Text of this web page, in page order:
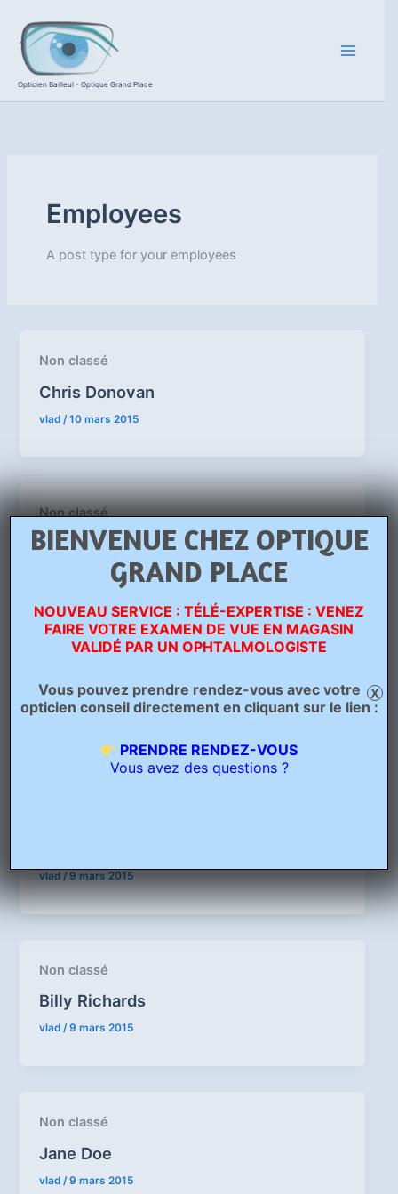
contenu
Opticien Bailleul - Optique Grand Place
Employees
A post type for your employees
Non classé
Chris Donovan
vlad /10 mars 2015
Non classé
Margaret Jones
10 mars 2015
Bob Peters
vlad/9 mars 2015
Non classé
Billy Richards
vlad/9 mars 2015
Non classé
Jane Doe
vlad /9 mars 2015
BIENVENUE CHEZ OPTIQUE
GRAND PLACE
NOUVEAU SERVICE : TÉLÉ-EXPERTISE : VENEZ
FAIRE VOTRE EXAMEN DE VUE EN MAGASIN
VALIDÉ PAR UN OPHTALMOLOGISTE
Vous pouvez prendre rendez-vous avec votre
opticien conseil directement en cliquant sur le lien :
PRENDRE RENDEZ-VOUS
Vous avez des questions ?
X